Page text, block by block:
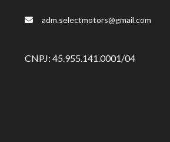
adm.selectmotors@gmail.com
CNPJ: 45.955.141.0001/04